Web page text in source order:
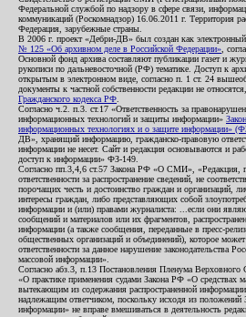
Федеральной службой по надзору в сфере связи,
коммуникаций (Роскомнадзор) 16.06.2011 г. Территория
Федерация, зарубежные страны.
В 2006 г. проект «Дебри-ДВ» был создан как электронный
№ 125 «Об архивном деле в Российской Федерации» ,
Основной фонд архива составляют публикации газет и
рукописи по дальневосточной (РФ) тематике. Доступ к
открытым в электронном виде, согласно п. 1 ст. 24
документы к частной собственности редакции не
Гражданского кодекса РФ
Согласно ч.2. п.3. ст.17 «Ответственность за
информационных технологий и защиты информации»
информационных технологиях и о защите информации»
ДВ», хранящий информацию, гражданско-правовую
информации не несет. Сайт и редакция основываются и
доступ к информации» ФЗ-149.
Согласно пп.3,4,6 ст.57 Закона РФ «О СМИ», «Редакция,
ответственности за распространение сведений, не
порочащих честь и достоинство граждан и организаций,
интересы граждан, либо представляющих собой
информации и (или) правами журналиста: ...если они
сообщений и материалов или их фрагментов,
информации (а также сообщения, переданные в пресс-
общественных организаций и объединений), которое
ответственности за данное нарушение законодательства
массовой информации».
Согласно абз.3, п.13 Постановления Пленума
«О практике применения судами Закона РФ «О средствах
вытекающим из содержания распространенной
надлежащим ответчиком, поскольку исходя из положений
информации» не вправе вмешиваться в деятельность